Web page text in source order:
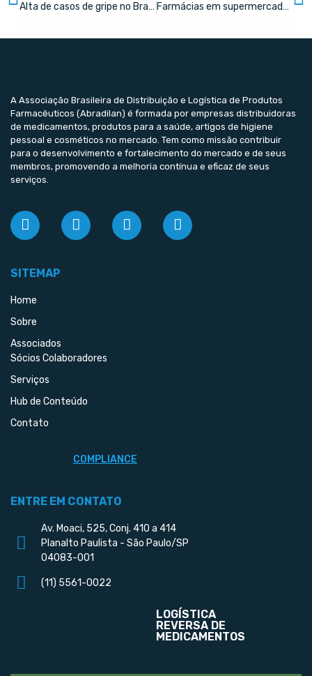
Alta de casos de gripe no Brasil reforça papel estratégico do diagnóstico na rotina farmacêutica Farmácias em supermercados: O que defendemos sempre foi igualdade de regras
A Associação Brasileira de Distribuição e Logística de Produtos
Farmacêuticos (Abradilan) é formada por empresas distribuidoras
de medicamentos, produtos para a saúde, artigos de higiene
pessoal e cosméticos no mercado. Tem como missão contribuir
para o desenvolvimento e fortalecimento do mercado e de seus
membros, promovendo a melhoria contínua e eficaz de seus
serviços.
SITEMAP
Home
Sobre
Associados
Sócios Colaboradores
Serviços
Hub de Conteúdo
Contato
COMPLIANCE
ENTRE EM CONTATO
Av. Moaci, 525, Conj. 410 a 414
Planalto Paulista - São Paulo/SP
04083-001
(11) 5561-0022
LOGÍSTICA
REVERSA DE
MEDICAMENTOS